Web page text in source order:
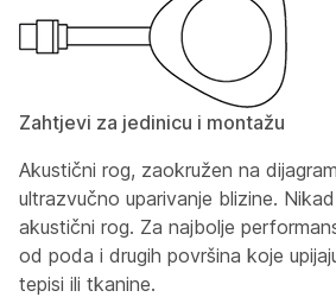
Zahtjevi za jedinicu i montažu
Akustični rog, zaokružen na
ultrazvučno uparivanje blizine.
akustični rog. Za najbolje
od poda i drugih površina koje
tepisi ili tkanine.